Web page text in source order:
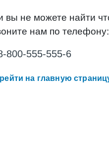
вы не можете найти
нам по телефону:
800-555-555-6
на главную